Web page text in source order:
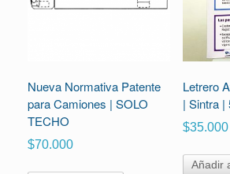
Nueva Normativa Patente
para Camiones | SOLO
TECHO
$70.000
Letrero
| Sintra |
$35.000
Añadir